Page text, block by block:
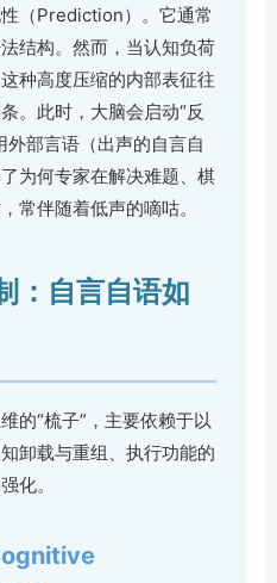
（Prediction）。它通常
结构。然而，当认知负荷
种高度压缩的内部表征往
。此时，大脑会启动“反
外部言语（出声的自言自
为何专家在解决难题、棋
常伴随着低声的嘀咕。
：自言自语如
的“梳子”，主要依赖于以
卸载与重组、执行功能的
化。